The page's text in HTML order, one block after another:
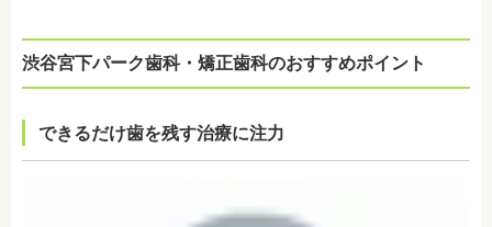
渋谷宮下パーク歯科・矯正歯科のおすすめポイント
できるだけ歯を残す治療に注力